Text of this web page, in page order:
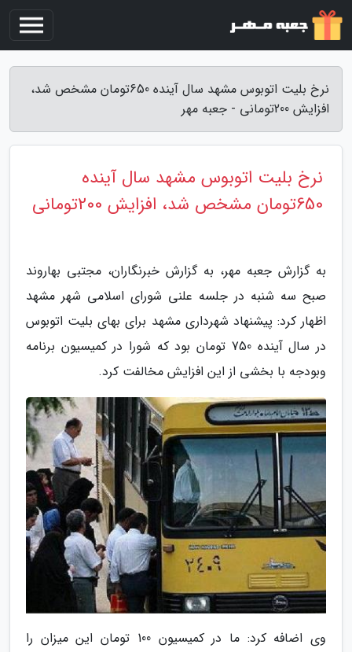
نرخ بلیت اتوبوس مشهد سال آینده 650تومان مشخص شد،
افزایش 200تومانی - جعبه مهر
نرخ بلیت اتوبوس مشهد سال آینده
650تومان مشخص شد، افزایش 200تومانی
به گزارش جعبه مهر، به گزارش خبرنگاران، مجتبی بهاروند
صبح سه شنبه در جلسه علنی شورای اسلامی شهر مشهد
اظهار کرد: پیشنهاد شهرداری مشهد برای بهای بلیت اتوبوس
در سال آینده 750 تومان بود که شورا در کمیسیون برنامه
وبودجه با بخشی از این افزایش مخالفت کرد.
وی اضافه کرد: ما در کمیسیون 100 تومان این میزان را